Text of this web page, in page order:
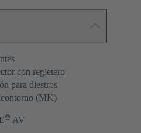
con regletero
para diestros
(MK)
® AV